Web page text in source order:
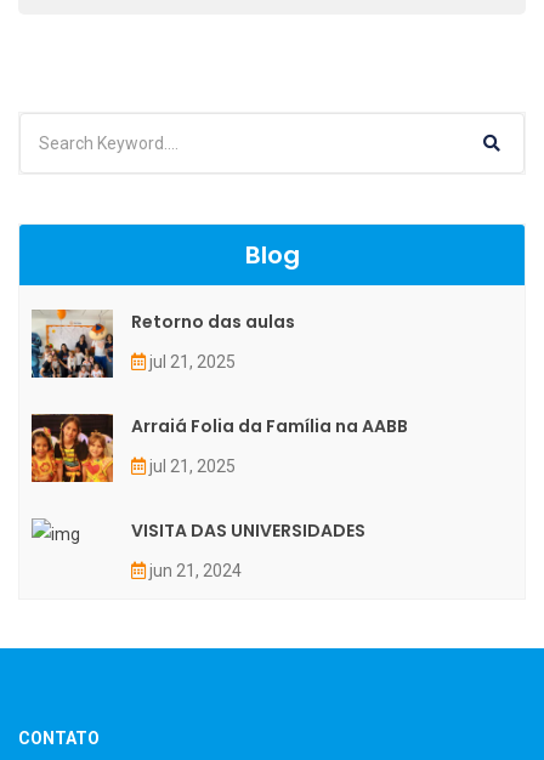
Blog
Retorno das aulas
jul 21, 2025
Arraiá Folia da Família na AABB
jul 21, 2025
VISITA DAS UNIVERSIDADES
jun 21, 2024
CONTATO